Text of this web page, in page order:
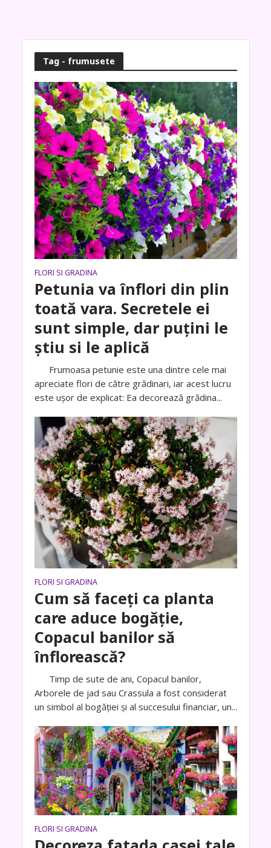
Tag - frumusete
FLORI SI GRADINA
Petunia va înflori din plin
toată vara. Secretele ei
sunt simple, dar puțini le
știu si le aplică
Frumoasa petunie este una dintre cele mai
apreciate flori de către grădinari, iar acest lucru
este ușor de explicat: Ea decorează grădina...
FLORI SI GRADINA
Cum să faceți ca planta
care aduce bogăţie,
Copacul banilor să
înflorească?
Timp de sute de ani, Copacul banilor,
Arborele de jad sau Crassula a fost considerat
un simbol al bogăției și al succesului financiar, un...
FLORI SI GRADINA